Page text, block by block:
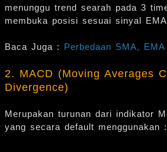
menunggu trend searah pada 3
membuka posisi sesuai sinyal
Baca Juga : Perbedaan SMA,
2. MACD (Moving Averages
Divergence)
Merupakan turunan dari indikator
yang secara default menggunakan :